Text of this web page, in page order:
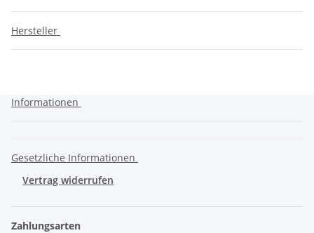
Hersteller
Informationen
Gesetzliche Informationen
Vertrag widerrufen
Zahlungsarten